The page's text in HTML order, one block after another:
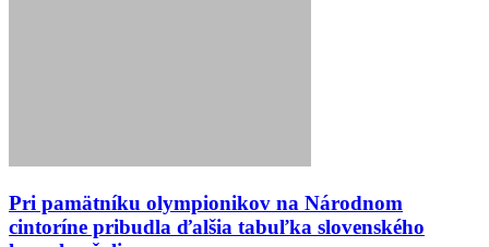
Pri pamätníku olympionikov na Národnom
cintoríne pribudla ďalšia tabuľka slovenského